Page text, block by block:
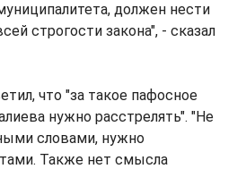
должен нести
строгости закона", - сказал
что "за такое пафосное
нужно расcтрелять". "Не
словами, нужно
Также нет смысла